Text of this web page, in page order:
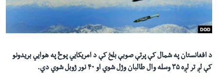
دلته
مخکې
لټون
اداریه
Learning English
FOLLOW US
د افغانستان په شمال کې پرتې صوبې بلخ کې د امريکايي پوځ په هوايي بريدونو
کې لږ تر لږه ۳۵ وسله وال طالبان وژل شوي او ۴۰ نور ژوبل شوي دي.